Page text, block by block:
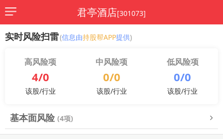
君亭酒店[301073]
实时风险扫雷(信息由持股帮APP提供)
高风险项
4/0
该股/行业
中风险项
0/0
该股/行业
低风险项
0/0
该股/行业
基本面风险 (4项)